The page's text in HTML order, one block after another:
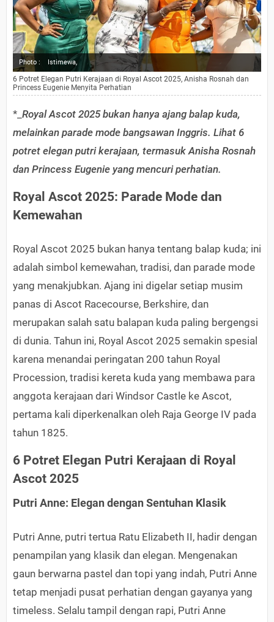
Photo : Istimewa,
6 Potret Elegan Putri Kerajaan di Royal Ascot 2025, Anisha Rosnah dan
Princess Eugenie Menyita Perhatian
*_ Royal Ascot 2025 bukan hanya ajang balap kuda,
melainkan parade mode bangsawan Inggris. Lihat 6
potret elegan putri kerajaan, termasuk Anisha Rosnah
dan Princess Eugenie yang mencuri perhatian.
Royal Ascot 2025: Parade Mode dan
Kemewahan
Royal Ascot 2025 bukan hanya tentang balap kuda; ini
adalah simbol kemewahan, tradisi, dan parade mode
yang menakjubkan. Ajang ini digelar setiap musim
panas di Ascot Racecourse, Berkshire, dan
merupakan salah satu balapan kuda paling bergengsi
di dunia. Tahun ini, Royal Ascot 2025 semakin spesial
karena menandai peringatan 200 tahun Royal
Procession, tradisi kereta kuda yang membawa para
anggota kerajaan dari Windsor Castle ke Ascot,
pertama kali diperkenalkan oleh Raja George IV pada
tahun 1825.
6 Potret Elegan Putri Kerajaan di Royal
Ascot 2025
Putri Anne: Elegan dengan Sentuhan Klasik
Putri Anne, putri tertua Ratu Elizabeth II, hadir dengan
penampilan yang klasik dan elegan. Mengenakan
gaun berwarna pastel dan topi yang indah, Putri Anne
tetap menjadi pusat perhatian dengan gayanya yang
timeless. Selalu tampil dengan rapi, Putri Anne